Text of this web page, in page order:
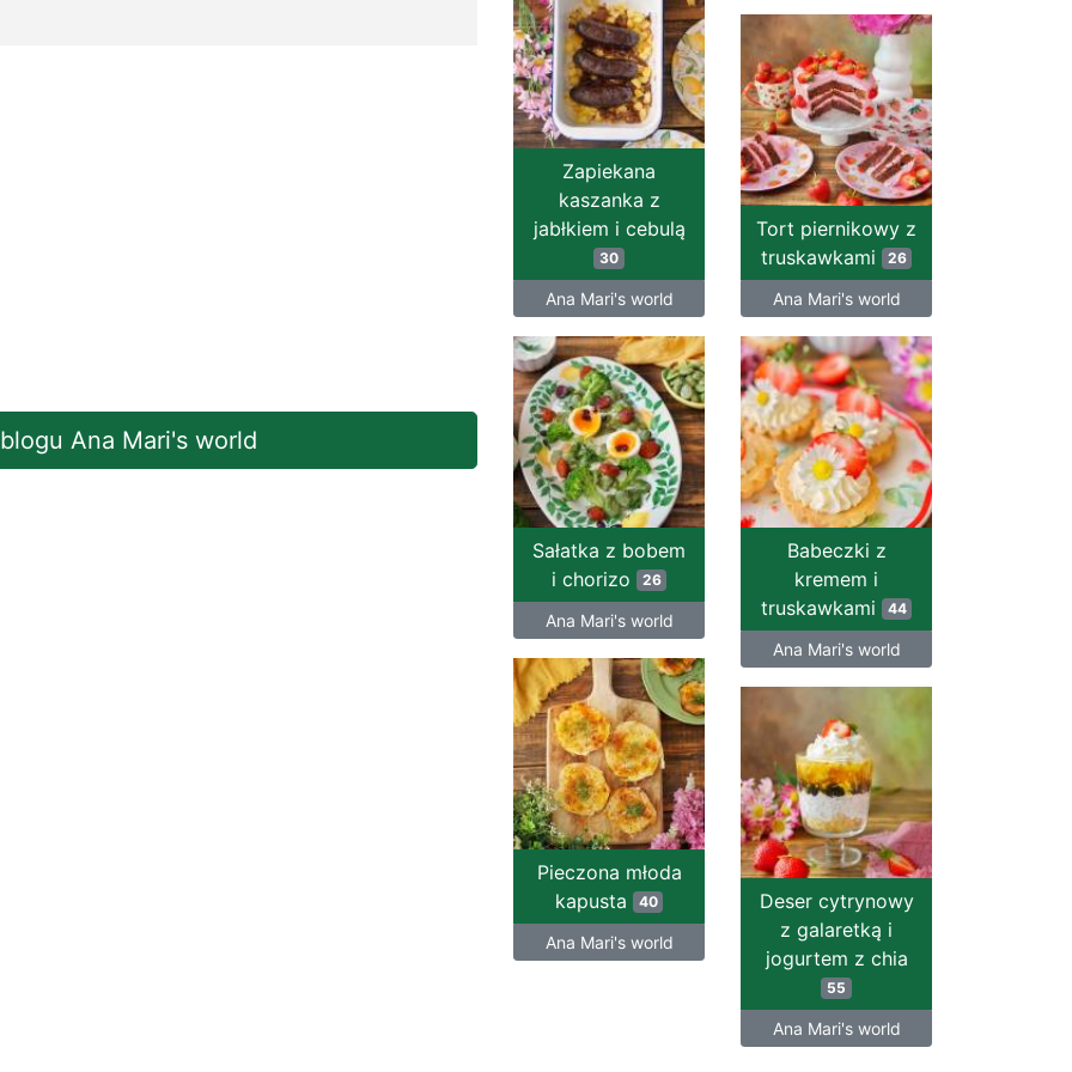
Ana Mari's world
Zapiekana
kaszanka z
jabłkiem i cebulą
30
Ana Mari's world
Tort piernikowy z
truskawkami
26
Ana Mari's world
Sałatka z bobem
i chorizo
26
Ana Mari's world
Babeczki z
kremem i
truskawkami
44
Ana Mari's world
Pieczona młoda
kapusta
40
Ana Mari's world
Deser cytrynowy
z galaretką i
jogurtem z chia
55
Ana Mari's world